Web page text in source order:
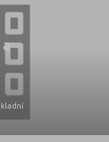
NA SŠ
RADY A ČLÁNKY
DENÍK
DRUHY ŠKOL
a